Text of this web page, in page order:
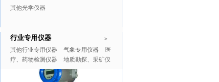
其他光学仪器
>
行业专用仪器
其他行业专用仪器 气象专用仪器
医
疗、药物检测仪器
地质勘探、采矿仪
推广商品 更多>>